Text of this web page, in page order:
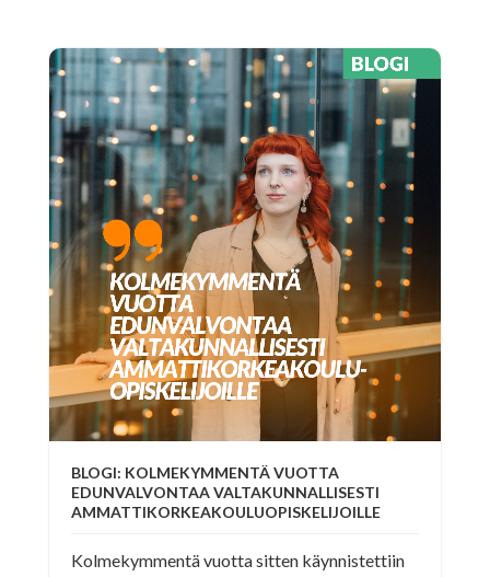
BLOGI: KOLMEKYMMENTÄ VUOTTA
EDUNVALVONTAA VALTAKUNNALLISESTI
AMMATTIKORKEAKOULUOPISKELIJOILLE
Kolmekymmentä vuotta sitten käynnistettiin